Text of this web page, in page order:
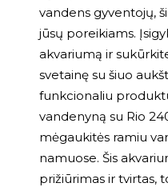
vandens gyventojų,
jūsų poreikiams.
akvariumą ir
svetainę su šiuo
funkcionaliu
vandenyną su Rio
mėgaukitės ramiu
namuose. Šis
prižiūrimas ir tvirtas,